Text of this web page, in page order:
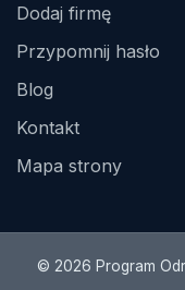
Dodaj firmę
Przypomnij hasło
Blog
Kontakt
Mapa strony
© 2026 Program